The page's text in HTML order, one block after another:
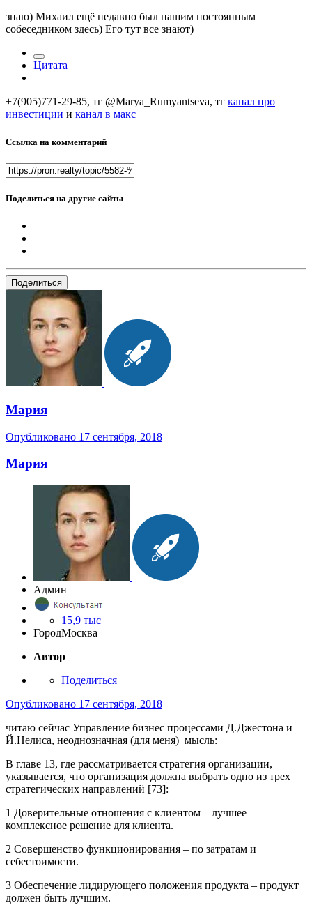
знаю) Михаил ещё недавно был нашим постоянным
собеседником здесь) Его тут все знают)
Цитата
+7(905)771-29-85, тг @Marya_Rumyantseva, тг канал про
инвестиции и канал в макс
Ссылка на комментарий
Поделиться на другие сайты
Поделиться
Мария
Опубликовано 17 сентября, 2018
Мария
Админ
15,9 тыс
ГородМосква
Автор
Поделиться
Опубликовано 17 сентября, 2018
читаю сейчас Управление бизнес процессами Д.Джестона и
Й.Нелиса, неоднозначная (для меня) мысль:
В главе 13, где рассматривается стратегия организации,
указывается, что организация должна выбрать одно из трех
стратегических направлений [73]:
1 Доверительные отношения с клиентом – лучшее
комплексное решение для клиента.
2 Совершенство функционирования – по затратам и
себестоимости.
3 Обеспечение лидирующего положения продукта – продукт
должен быть лучшим.